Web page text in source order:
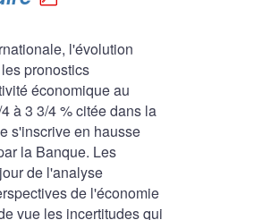
l'évolution
pronostics
économique au
à 3 3/4 % citée dans la
s'inscrive en hausse
la Banque. Les
de l'analyse
de l'économie
vue les incertitudes qui